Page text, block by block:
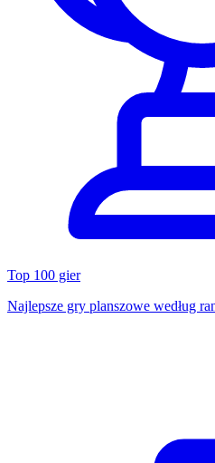
Top 100 gier
Najlepsze gry planszowe według